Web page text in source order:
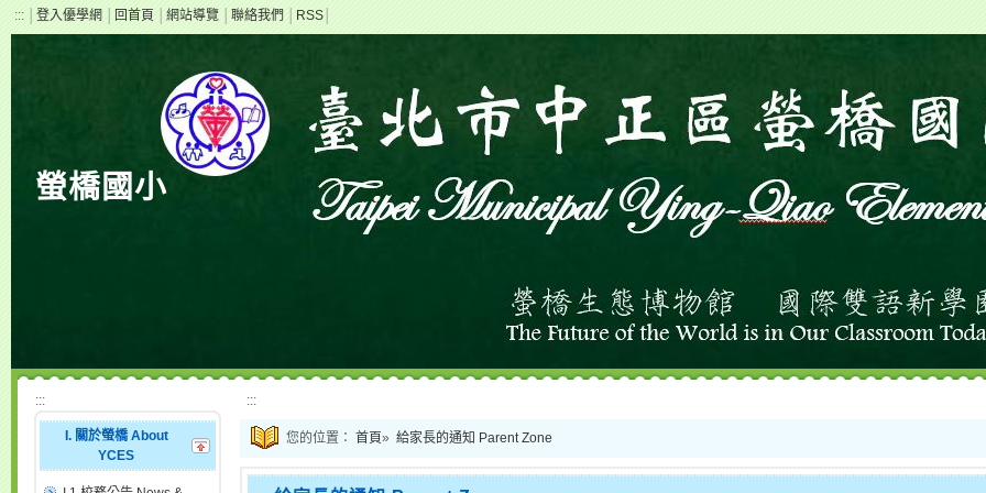
::: 登入優學網 回首頁 網站導覽 聯絡我們 RSS
螢橋國小
:::
I. 關於螢橋 About
YCES
:::
您的位置： 首頁» 給家長的通知 Parent Zone